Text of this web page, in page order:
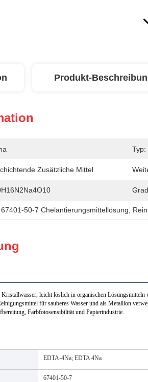
Produkt-
Typ:
Zusätzliche Mittel
67401-50-7 Chelantierungsmittellösung
leicht löslich in organischen Lösungsmitteln
für sauberes Wasser und als Metallion
Farbfotosensibilität und Papierindustrie.
EDTA-4Na; EDTA 4Na
67401-50-7